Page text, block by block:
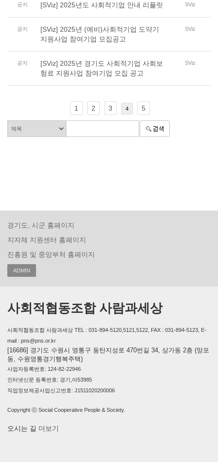
공지 [SViz] 2025년도 사회적기업 안내 리플릿 SViz
공지
[SViz] 2025년 (예비)사회적기업 도약기
지원사업 참여기업 모집공고
SViz
공지
[SViz] 2025년 경기도 사회적기업 사회보
험료 지원사업 참여기업 모집 공고
SViz
1 2 3 4 5
경기도, 시군 홈페이지
지자체 지원센터 홈페이지
진흥원 및 중앙부처 홈페이지
ADMIN
사회적협동조합 사람과세상
사회적협동조합 사람과세상 TEL : 031-894-5120,5121,5122, FAX : 031-894-5123, E-
mail : pns@pns.or.kr
[16686] 경기도 수원시 영통구 동탄지성로 470번길 34, 상가동 2층 (망포
동, 수원영통경기행복주택)
사업자등록번호: 124-82-22946
인터넷신문 등록번호: 경기,아53985
직업정보제공사업신고번호: J1511020200006
Copyright ⓒ Social Cooperative People & Society.
오시는 길 더보기